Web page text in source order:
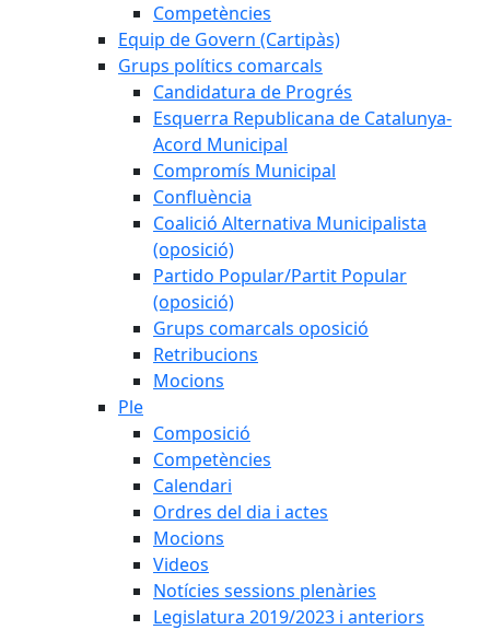
Competències
Equip de Govern (Cartipàs)
Grups polítics comarcals
Candidatura de Progrés
Esquerra Republicana de Catalunya-
Acord Municipal
Compromís Municipal
Confluència
Coalició Alternativa Municipalista
(oposició)
Partido Popular/Partit Popular
(oposició)
Grups comarcals oposició
Retribucions
Mocions
Ple
Composició
Competències
Calendari
Ordres del dia i actes
Mocions
Videos
Notícies sessions plenàries
Legislatura 2019/2023 i anteriors